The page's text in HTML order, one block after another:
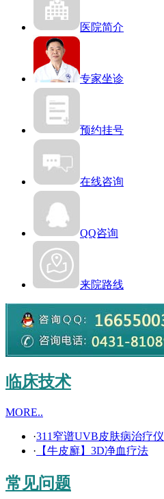
医院简介
专家坐诊
预约挂号
在线咨询
QQ咨询
来院路线
临床技术
MORE..
·311窄谱UVB皮肤病治疗仪
· 【牛皮廯】3D净血疗法
常见问题